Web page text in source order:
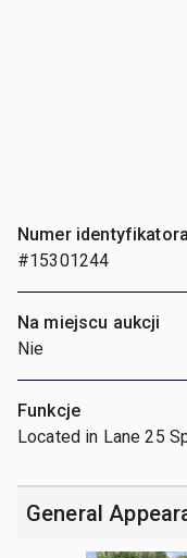
Numer identyfikatora
#15301244
Na miejscu aukcji
Nie
Funkcje
Located in Lane 25
General